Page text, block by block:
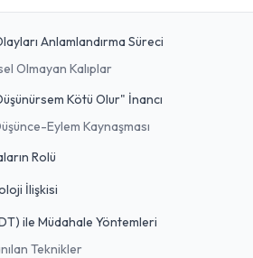
Anlamlandırma Süreci
Olmayan Kalıplar
Kötü Olur" İnancı
Eylem Kaynaşması
Rolü
İlişkisi
ile Müdahale Yöntemleri
Teknikler